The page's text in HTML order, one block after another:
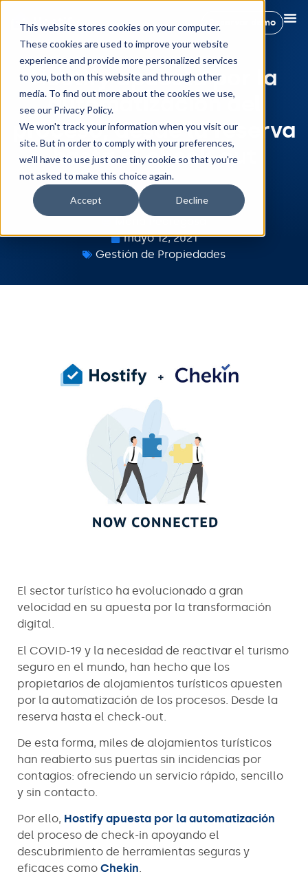
This website stores cookies on your computer.
These cookies are used to improve your website
experience and provide more personalized services
to you, both on this website and through other
media. To find out more about the cookies we use,
see our Privacy Policy.
We won't track your information when you visit our
site. But in order to comply with your preferences,
we'll have to use just one tiny cookie so that you're
not asked to make this choice again.
Accept Decline
Reservar demo
Hostify apuesta por la
automatización del
proceso, desde la reserva
hasta el check-out
mayo 12, 2021
Gestión de Propiedades
El sector turístico ha evolucionado a gran
velocidad en su apuesta por la transformación
digital.
El COVID-19 y la necesidad de reactivar el turismo
seguro en el mundo, han hecho que los
propietarios de alojamientos turísticos apuesten
por la automatización de los procesos. Desde la
reserva hasta el check-out.
De esta forma, miles de alojamientos turísticos
han reabierto sus puertas sin incidencias por
contagios: ofreciendo un servicio rápido, sencillo
y sin contacto.
Por ello, Hostify apuesta por la automatización
del proceso de check-in apoyando el
descubrimiento de herramientas seguras y
eficaces como Chekin.